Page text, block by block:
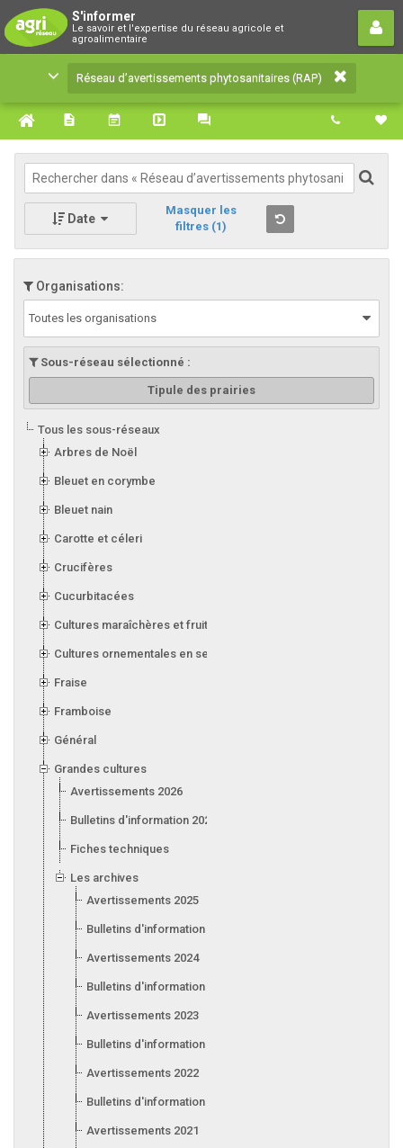
S'informer
Le savoir et l'expertise du réseau agricole et
agroalimentaire
Réseau d’avertissements
phytosanitaires (RAP)
Le savoir et l'expertise du réseau agricole et
agroalimentaire
Réseau d’avertissements phytosanitaires (RAP)
Date
Masquer les
filtres (1)
Organisations:
Toutes les organisations
Sous-réseau sélectionné :
Tipule des prairies
Tous les sous-réseaux
Arbres de Noël
Bleuet en corymbe
Bleuet nain
Carotte et céleri
Crucifères
Cucurbitacées
Cultures maraîchères et fruitières en serre
Cultures ornementales en serre
Fraise
Framboise
Général
Grandes cultures
Avertissements 2026
Bulletins d'information 2026
Fiches techniques
Les archives
Avertissements 2025
Bulletins d'information 2025
Avertissements 2024
Bulletins d'information 2024
Avertissements 2023
Bulletins d'information 2023
Avertissements 2022
Bulletins d'information 2022
Avertissements 2021